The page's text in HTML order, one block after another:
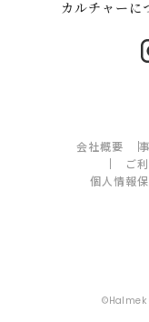
カルチャーに
会社概要
ご
個人情報